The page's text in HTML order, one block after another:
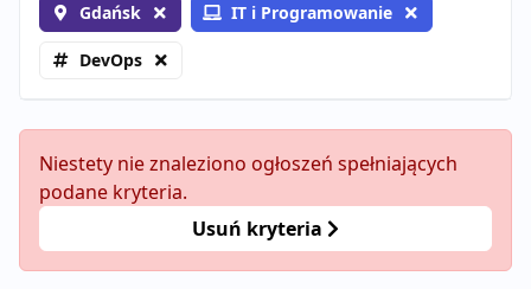
Gdańsk IT i Programowanie
DevOps
Niestety nie znaleziono ogłoszeń spełniających
podane kryteria.
Usuń kryteria